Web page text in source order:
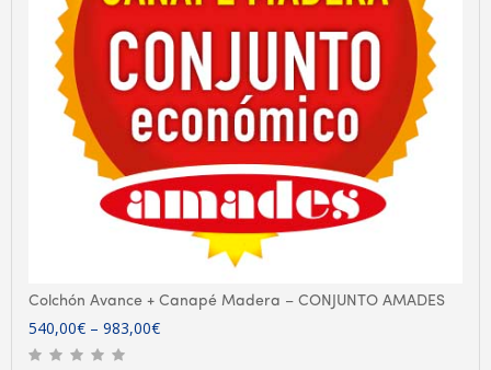
Colchón Avance + Canapé Madera – CONJUNTO AMADES
540,00€ – 983,00€